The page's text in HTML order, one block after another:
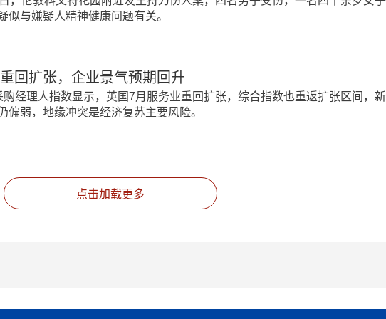
似与嫌疑人精神健康问题有关。
回扩张，企业景气预期回升
经理人指数显示，英国7月服务业重回扩张，综合指数也重返扩张区间，
偏弱，地缘冲突是经济复苏主要风险。
点击加载更多